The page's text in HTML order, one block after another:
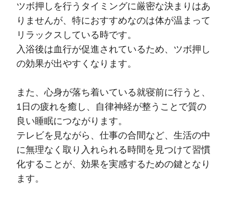
ツボ押しを行うタイミングに厳密な決まりはあ
りませんが、特におすすめなのは体が温まって
リラックスしている時です。
入浴後は血行が促進されているため、ツボ押し
の効果が出やすくなります。
また、心身が落ち着いている就寝前に行うと、
1日の疲れを癒し、自律神経が整うことで質の
良い睡眠につながります。
テレビを見ながら、仕事の合間など、生活の中
に無理なく取り入れられる時間を見つけて習慣
化することが、効果を実感するための鍵となり
ます。